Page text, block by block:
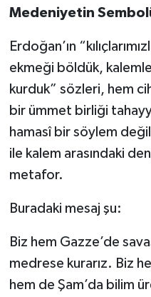
Medeniyetin
Erdoğan’ın
ekmeği böldük,
kurduk” sözleri, hem
bir ümmet birliği
hamasî bir söylem
ile kalem arasındaki
metafor.
Buradaki mesaj şu:
Biz hem Gazze’de
medrese kurarız. Biz
hem de Şam’da bilim